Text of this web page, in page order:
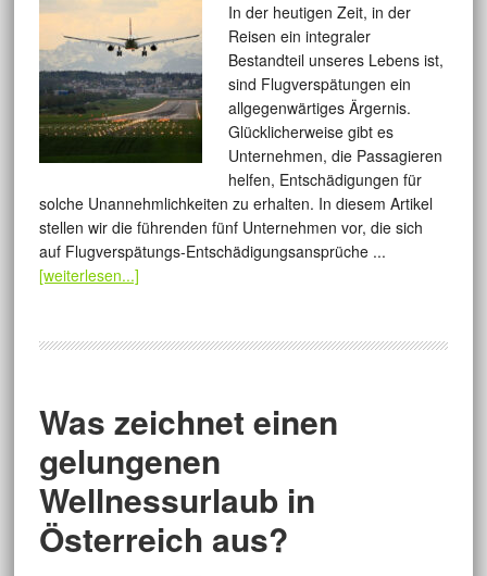
In der heutigen Zeit, in der
Reisen ein integraler
Bestandteil unseres Lebens ist,
sind Flugverspätungen ein
allgegenwärtiges Ärgernis.
Glücklicherweise gibt es
Unternehmen, die Passagieren
helfen, Entschädigungen für
solche Unannehmlichkeiten zu erhalten. In diesem Artikel
stellen wir die führenden fünf Unternehmen vor, die sich
auf Flugverspätungs-Entschädigungsansprüche ...
[weiterlesen...]
Was zeichnet einen
gelungenen
Wellnessurlaub in
Österreich aus?